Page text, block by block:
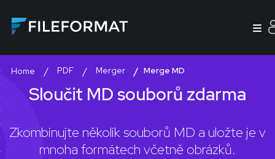
Home PDF Merger Merge MD
Sloučit MD souborů zdarma
Zkombinujte několik souborů MD a uložte je v
mnoha formátech včetně obrázků.